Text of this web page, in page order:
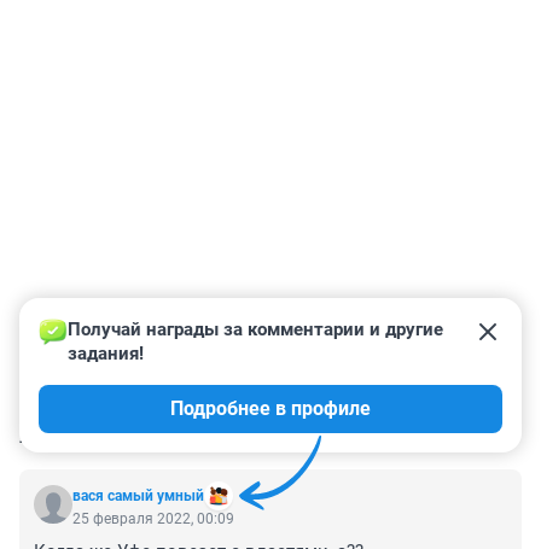
КОММЕНТАРИИ 10
вася самый умный
Получай награды за комментарии и другие
задания!
Подробнее в профиле
25 февраля 2022, 00:09